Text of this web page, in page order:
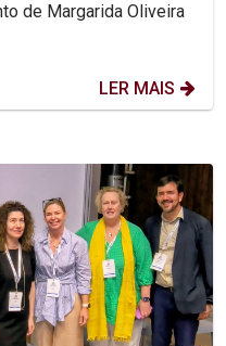
de Margarida Oliveira
LER MAIS